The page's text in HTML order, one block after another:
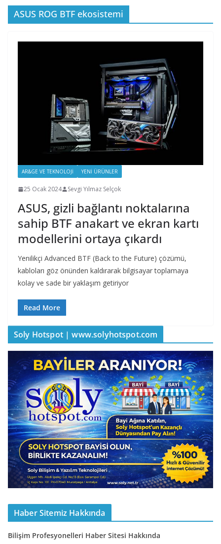
ASUS ROG BTF ekosistemi
AR&GE VE TEKNOLOJI YENI ÜRÜNLER
25 Ocak 2024 Sevgi Yılmaz Selçok
ASUS, gizli bağlantı noktalarına
sahip BTF anakart ve ekran kartı
modellerini ortaya çıkardı
Yenilikçi Advanced BTF (Back to the Future) çözümü,
kabloları göz önünden kaldırarak bilgisayar toplamaya
kolay ve sade bir yaklaşım getiriyor
Read More
Soly Hotspot | www.solyhotspot.com
Haber Sitemiz Hakkında
Bilişim Profesyonelleri Haber Sitesi Hakkında